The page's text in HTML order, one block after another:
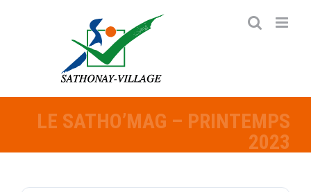
LE SATHO’MAG – PRINTEMPS
2023